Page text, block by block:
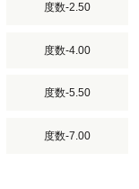
度数-2.50
度数-4.00
度数-5.50
度数-7.00